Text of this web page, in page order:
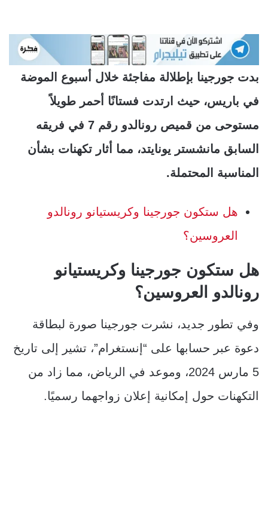
بدت جورجينا بإطلالة مفاجئة خلال أسبوع الموضة
في باريس، حيث ارتدت فستانًا أحمر طويلاً
مستوحى من قميص رونالدو رقم 7 في فريقه
السابق مانشستر يونايتد، مما أثار تكهنات بشأن
المناسبة المحتملة.
هل ستكون جورجينا وكريستيانو رونالدو
العروسين؟
هل ستكون جورجينا وكريستيانو
رونالدو العروسين؟
وفي تطور جديد، نشرت جورجينا صورة لبطاقة
دعوة عبر حسابها على “إنستغرام”، تشير إلى تاريخ
5 مارس 2024، وموعد في الرياض، مما زاد من
التكهنات حول إمكانية إعلان زواجهما رسميًا.